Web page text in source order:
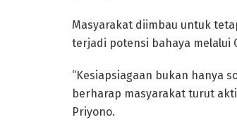
Masyarakat diimbau untuk
terjadi potensi bahaya melalui
“Kesiapsiagaan bukan hanya
berharap masyarakat turut
Priyono.